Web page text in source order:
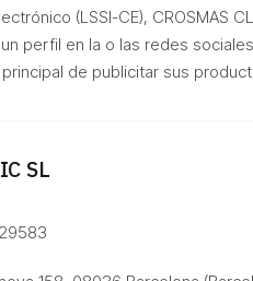
(LSSI-CE), CROSMAS
perfil en la o las redes
de publicitar sus
SL